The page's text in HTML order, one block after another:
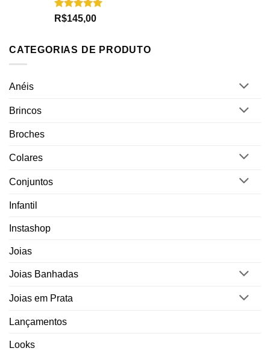
Avaliação
R$145,00
CATEGORIAS DE PRODUTO
Anéis
Brincos
Broches
Colares
Conjuntos
Infantil
Instashop
Joias
Joias Banhadas
Joias em Prata
Lançamentos
Looks